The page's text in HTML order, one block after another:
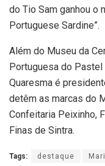
do Tio Sam ganhou o
Portuguese Sardine”.
Além do Museu da
Portuguesa do Pastel
Quaresma é
detêm as marcas do
Confeitaria Peixinho,
Finas de Sintra.
Tags: destaque